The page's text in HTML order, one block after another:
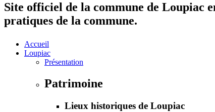
Site officiel de la commune de Loupiac
pratiques de la commune.
Accueil
Loupiac
Présentation
Patrimoine
Lieux historiques de Loupiac